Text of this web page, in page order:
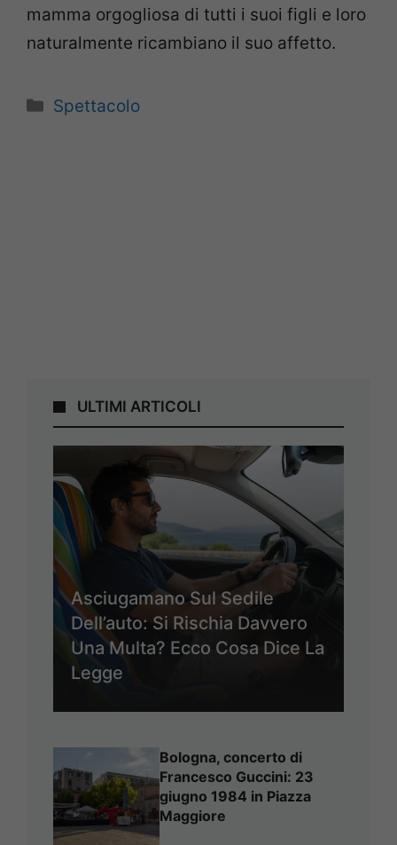
mamma orgogliosa di tutti i suoi figli e loro
naturalmente ricambiano il suo affetto.
Categorie
Spettacolo
ULTIMI ARTICOLI
Asciugamano Sul Sedile
Dell’auto: Si Rischia Davvero
Una Multa? Ecco Cosa Dice La
Legge
Bologna, concerto di
Francesco Guccini: 23
giugno 1984 in Piazza
Maggiore